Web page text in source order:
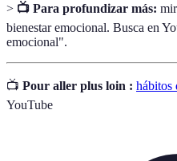
> 📺 Para profundizar más:
bienestar emocional. Busca en
emocional".
📺 Pour aller plus loin : hábitos
YouTube